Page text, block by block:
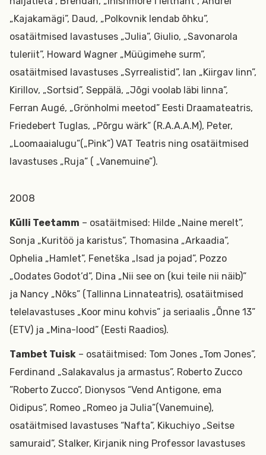
„Kajakamägi”, Daud, „Polkovnik lendab õhku”,
osatäitmised lavastuses „Julia”, Giulio, „Savonarola
tuleriit”, Howard Wagner „Müügimehe surm”,
osatäitmised lavastuses „Syrrealistid”, Ian „Kiirgav linn”,
Kirillov, „Sortsid”, Seppälä, „Jõgi voolab läbi linna”,
Ferran Augé, „Grönholmi meetod” Eesti Draamateatris,
Friedebert Tuglas, „Põrgu wärk” (R.A.A.A.M), Peter,
„Loomaaialugu”(„Pink”) VAT Teatris ning osatäitmised
lavastuses „Ruja” ( „Vanemuine”).
2008
Külli Teetamm – osatäitmised: Hilde „Naine merelt”,
Sonja „Kuritöö ja karistus”, Thomasina „Arkaadia”,
Ophelia „Hamlet”, Fenetška „Isad ja pojad”, Pozzo
„Oodates Godot’d”, Dina „Nii see on (kui teile nii näib)”
ja Nancy „Nõks” (Tallinna Linnateatris), osatäitmised
telelavastuses „Koor minu kohvis” ja seriaalis „Õnne 13”
(ETV) ja „Mina-lood” (Eesti Raadios).
Tambet Tuisk – osatäitmised: Tom Jones „Tom Jones”,
Ferdinand „Salakavalus ja armastus”, Roberto Zucco
”Roberto Zucco”, Dionysos “Vend Antigone, ema
Oidipus”, Romeo „Romeo ja Julia”(Vanemuine),
osatäitmised lavastuses “Nafta”, Kikuchiyo „Seitse
samuraid”, Stalker, Kirjanik ning Professor lavastuses